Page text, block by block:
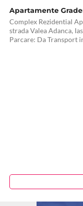
Apartamente
Complex Rezidential
strada Valea Adanca,
Parcare: Da Transport